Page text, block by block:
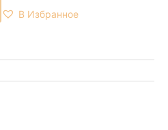
В Избранное